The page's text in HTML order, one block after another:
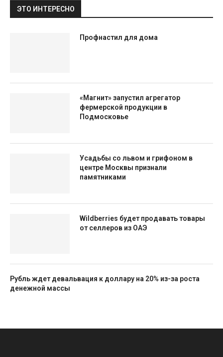
ЭТО ИНТЕРЕСНО
Профнастил для дома
«Магнит» запустил агрегатор
фермерской продукции в
Подмосковье
Усадьбы со львом и грифоном в
центре Москвы признали
памятниками
Wildberries будет продавать товары
от селлеров из ОАЭ
Рубль ждет девальвация к доллару на 20% из-за роста
денежной массы